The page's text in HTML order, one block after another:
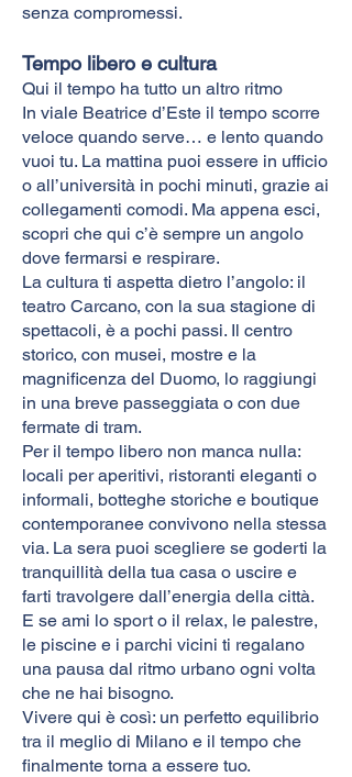
senza compromessi.
Tempo libero e cultura
Qui il tempo ha tutto un altro ritmo
In viale Beatrice d’Este il tempo scorre
veloce quando serve… e lento quando
vuoi tu. La mattina puoi essere in ufficio
o all’università in pochi minuti, grazie ai
collegamenti comodi. Ma appena esci,
scopri che qui c’è sempre un angolo
dove fermarsi e respirare.
La cultura ti aspetta dietro l’angolo: il
teatro Carcano, con la sua stagione di
spettacoli, è a pochi passi. Il centro
storico, con musei, mostre e la
magnificenza del Duomo, lo raggiungi
in una breve passeggiata o con due
fermate di tram.
Per il tempo libero non manca nulla:
locali per aperitivi, ristoranti eleganti o
informali, botteghe storiche e boutique
contemporanee convivono nella stessa
via. La sera puoi scegliere se goderti la
tranquillità della tua casa o uscire e
farti travolgere dall’energia della città.
E se ami lo sport o il relax, le palestre,
le piscine e i parchi vicini ti regalano
una pausa dal ritmo urbano ogni volta
che ne hai bisogno.
Vivere qui è così: un perfetto equilibrio
tra il meglio di Milano e il tempo che
finalmente torna a essere tuo.